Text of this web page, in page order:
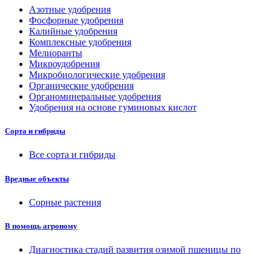
Азотные удобрения
Фосфорные удобрения
Калийные удобрения
Комплексные удобрения
Мелиоранты
Микроудобрения
Микробиологические удобрения
Органические удобрения
Органоминеральные удобрения
Удобрения на основе гуминовых кислот
Сорта и гибриды
Все сорта и гибриды
Вредные объекты
Сорные растения
В помощь агроному
Диагностика стадий развития озимой пшеницы по